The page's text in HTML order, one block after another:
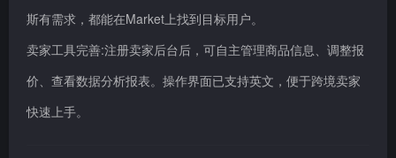
斯有需求，都能在Market上找到目标用户。
卖家工具完善:注册卖家后台后，可自主管理商品信息、调整报
价、查看数据分析报表。操作界面已支持英文，便于跨境卖家
快速上手。